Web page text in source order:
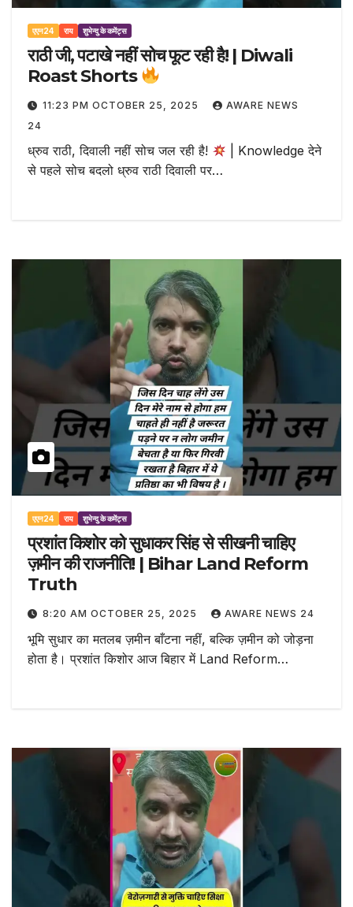
एएन24 राय शुभेन्दु के कमेंट्स
राठी जी, पटाखे नहीं सोच फूट रही है! | Diwali
Roast Shorts
11:23 PM OCTOBER 25, 2025
AWARE NEWS
24
ध्रुव राठी, दिवाली नहीं सोच जल रही है!
| Knowledge देने
से पहले सोच बदलो ध्रुव राठी दिवाली पर…
एएन24 राय शुभेन्दु के कमेंट्स
प्रशांत किशोर को सुधाकर सिंह से सीखनी चाहिए
ज़मीन की राजनीति! | Bihar Land Reform
Truth
8:20 AM OCTOBER 25, 2025 AWARE NEWS 24
भूमि सुधार का मतलब ज़मीन बाँटना नहीं, बल्कि ज़मीन को जोड़ना
होता है। प्रशांत किशोर आज बिहार में Land Reform…